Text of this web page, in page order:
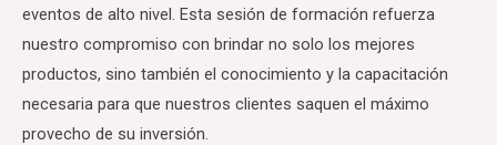
eventos de alto nivel. Esta sesión de formación refuerza
nuestro compromiso con brindar no solo los mejores
productos, sino también el conocimiento y la capacitación
necesaria para que nuestros clientes saquen el máximo
provecho de su inversión.